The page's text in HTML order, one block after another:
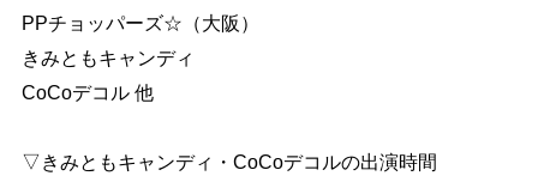
PPチョッパーズ☆（大阪）
きみともキャンディ
CoCoデコル 他
▽きみともキャンディ・CoCoデコルの出演時間